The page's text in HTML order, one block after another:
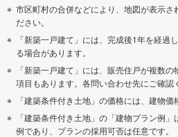
市区町村の合併などにより、地図が表示さ
ださい。
「新築一戸建て」には、完成後1年を経過
る場合があります。
「新築一戸建て」には、販売住戸が複数
項目もあります。各問い合わせ先にご確認
「建築条件付き土地」の価格には、建物価
「建築条件付き土地」の「建物プラン例
例であり、プランの採用可否は任意です。